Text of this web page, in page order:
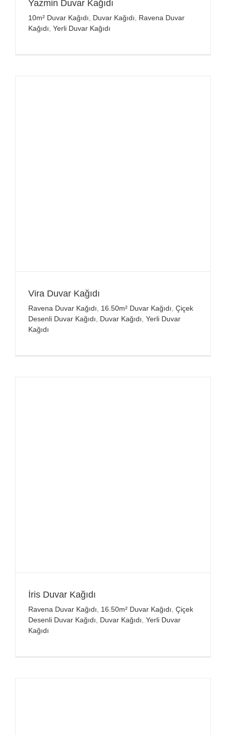
Yazmin Duvar Kağıdı
10m² Duvar Kağıdı Duvar Kağıdı
Ravena Duvar
Kağıdı Yerli Duvar Kağıdı
Vira Duvar Kağıdı
Ravena Duvar Kağıdı 16.50m² Duvar Kağıdı Çiçek
Desenli Duvar Kağıdı
Duvar Kağıdı Yerli Duvar
Kağıdı
İris Duvar Kağıdı
Ravena Duvar Kağıdı 16.50m² Duvar Kağıdı Çiçek
Desenli Duvar Kağıdı
Duvar Kağıdı Yerli Duvar
Kağıdı